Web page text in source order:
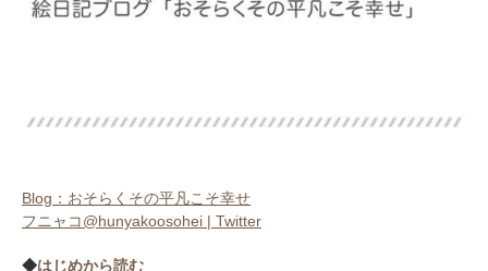
Blog：おそらくその平凡こそ幸せ
フニャコ@hunyakoosohei | Twitter
◆はじめから読む